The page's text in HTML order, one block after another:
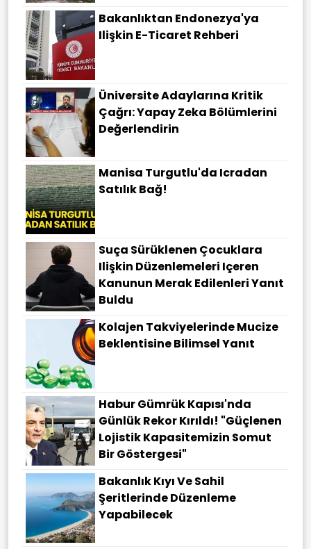
Bakanlıktan Endonezya'ya
Ilişkin E-Ticaret Rehberi
Üniversite Adaylarına Kritik
Çağrı: Yapay Zeka Bölümlerini
Değerlendirin
Manisa Turgutlu'da Icradan
Satılık Bağ!
Suça Sürüklenen Çocuklara
Ilişkin Düzenlemeleri Içeren
Kanunun Merak Edilenleri Yanıt
Buldu
Kolajen Takviyelerinde Mucize
Beklentisine Bilimsel Yanıt
Habur Gümrük Kapısı'nda
Günlük Rekor Kırıldı! "Güçlenen
Lojistik Kapasitemizin Somut
Bir Göstergesi"
Bakanlık Kıyı Ve Sahil
Şeritlerinde Düzenleme
Yapabilecek